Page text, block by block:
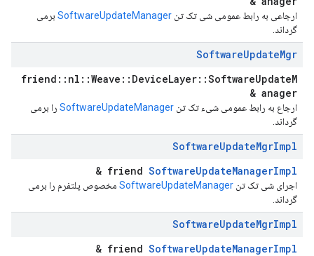
ارجاعی به رابط عمومی شی تک تن SoftwareUpdateManager برمی
گرداند.
SoftwareUpdateMgr
friend::nl::Weave::DeviceLayer::SoftwareUpdateM
anager &
ارجاع به رابط عمومی شیء تک تن SoftwareUpdateManager را برمی
گرداند.
SoftwareUpdateMgrImpl
friend SoftwareUpdateManagerImpl
&
اجرای شی تک تن SoftwareUpdateManager مخصوص پلتفرم را برمی
گرداند.
SoftwareUpdateMgrImpl
friend SoftwareUpdateManagerImpl
&